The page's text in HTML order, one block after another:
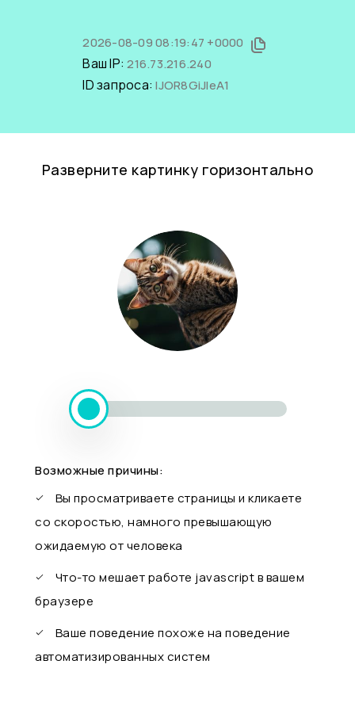
2026-08-09 08:19:47 +0000
Ваш IP:216.73.216.240
ID запроса:lJOR8GiJleA1
Разверните картинку горизонтально
Возможные причины:
Вы просматриваете страницы и кликаете
со скоростью, намного превышающую
ожидаемую от человека
Что-то мешает работе javascript в вашем
браузере
Ваше поведение похоже на поведение
автоматизированных систем